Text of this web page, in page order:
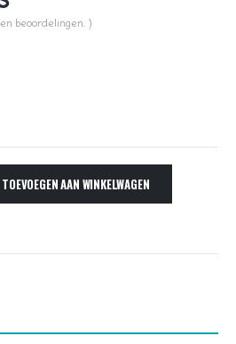
beoordelingen. )
TOEVOEGEN AAN WINKELWAGEN